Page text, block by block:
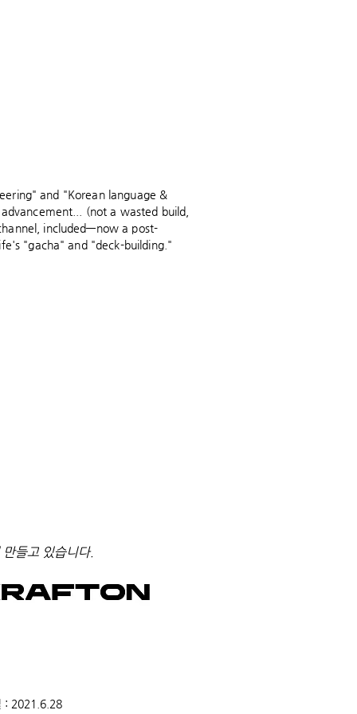
and "Korean language &
(not a wasted build,
included—now a post-
"gacha" and "deck-building."
들고 있습니다.
: 2021.6.28